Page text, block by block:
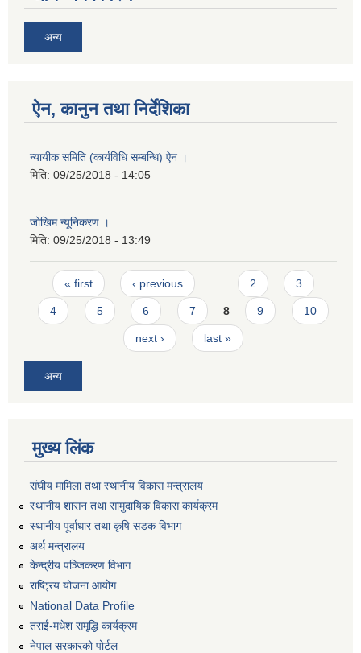
अन्य
ऐन, कानुन तथा निर्देशिका
न्यायीक समिति (कार्यविधि सम्बन्धि) ऐन ।
मिति: 09/25/2018 - 14:05
जोखिम न्यूनिकरण ।
मिति: 09/25/2018 - 13:49
Pages
« first ‹ previous 2 3
4 5 6 7 8 9 10
next › last »
अन्य
मुख्य लिंक
संघीय मामिला तथा स्थानीय विकास मन्त्रालय
स्थानीय शासन तथा सामुदायिक विकास कार्यक्रम
स्थानीय पूर्वाधार तथा कृषि सडक विभाग
अर्थ मन्त्रालय
केन्द्रीय पञ्जिकरण विभाग
राष्ट्रिय योजना आयोग
National Data Profile
तराई-मधेश समृद्धि कार्यक्रम
नेपाल सरकारको पोर्टल